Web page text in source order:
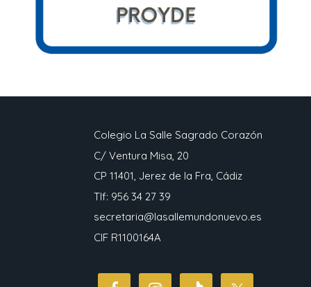
Colegio La Salle Sagrado Corazón
C/ Ventura Misa, 20
CP 11401, Jerez de la Fra, Cádiz
Tlf: 956 34 27 39
secretaria@lasallemundonuevo.es
CIF R1100164A